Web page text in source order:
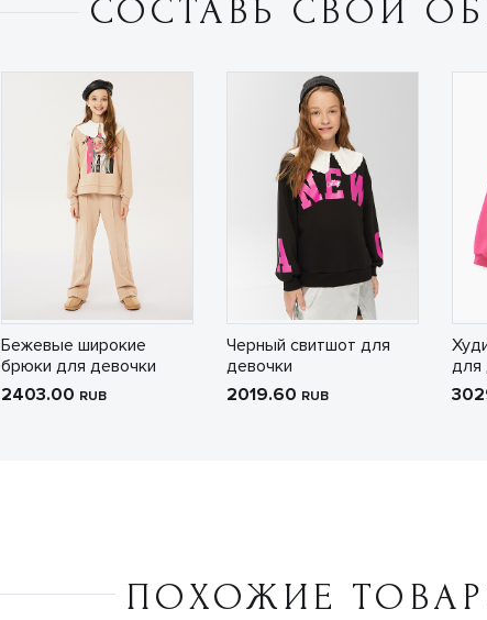
СОСТАВЬ СВОЙ
Бежевые широкие
брюки для девочки
2403.00 RUB
Черный свитшот для
девочки
2019.60 RUB
для
ПОХОЖИЕ